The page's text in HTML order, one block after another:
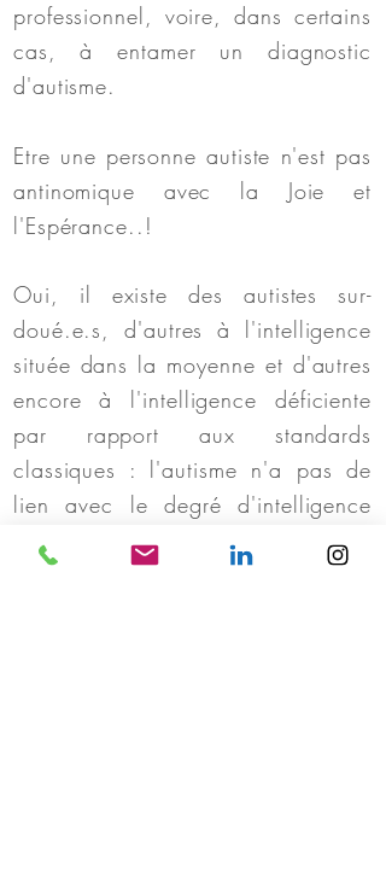
professionnel, voire, dans certains
cas, à entamer un diagnostic
d'autisme.
Etre une personne autiste n'est pas
antinomique avec la Joie et
l'Espérance..!
Oui, il existe des autistes sur-
doué.e.s, d'autres à l'intelligence
située dans la moyenne et d'autres
encore à l'intelligence déficiente
par rapport aux standards
classiques : l'autisme n'a pas de
lien avec le degré d'intelligence
d'une personne.